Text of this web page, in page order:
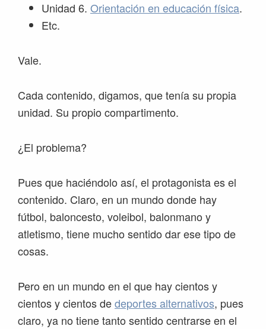
Unidad 6. Orientación en educación física.
Etc.
Vale.
Cada contenido, digamos, que tenía su propia
unidad. Su propio compartimento.
¿El problema?
Pues que haciéndolo así, el protagonista es el
contenido. Claro, en un mundo donde hay
fútbol, baloncesto, voleibol, balonmano y
atletismo, tiene mucho sentido dar ese tipo de
cosas.
Pero en un mundo en el que hay cientos y
cientos y cientos dedeportes alternativos, pues
claro, ya no tiene tanto sentido centrarse en el